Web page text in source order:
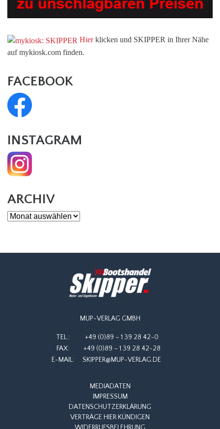
Hierklicken und SKIPPER in Ihrer Nähe
auf mykiosk.com finden.
FACEBOOK
INSTAGRAM
ARCHIV
Archiv
MUP-VERLAG GMBH
TEL.:
+49 (0)89 – 1 39 28 42-0
FAX:
+49 (0)89 – 1 39 28 42-28
E-MAIL:
SKIPPER@MUP-VERLAG.DE
MEDIADATEN
IMPRESSUM
DATENSCHUTZERKLÄRUNG
VERTRÄGE HIER KÜNDIGEN